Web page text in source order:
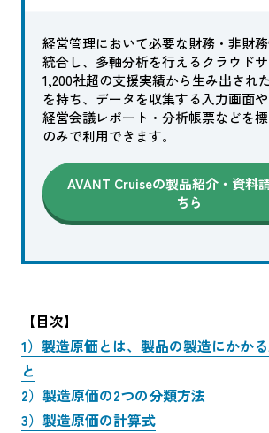
経営管理において必要な財務・非財務
統合し、多軸分析を行えるクラウドサ
1,200社超の支援実績から生み出され
を持ち、データを収集する入力画面
経営会議レポート・分析帳票などを
のみで利用できます。
AVANT Cruiseの製品紹介・資料
ちら
【目次】
1）製造原価とは、製品の製造にかか
と
2）製造原価の2つの分類方法
3）製造原価の計算式